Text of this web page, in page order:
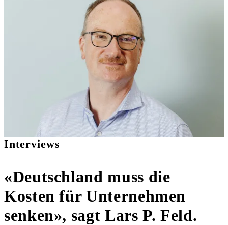
Interviews
«Deutschland muss die
Kosten für Unternehmen
senken», sagt Lars P. Feld.